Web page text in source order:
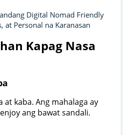
Digital Nomad Friendly
at Personal na Karanasan
Kapag Nasa
at kaba. Ang mahalaga ay
ang bawat sandali.